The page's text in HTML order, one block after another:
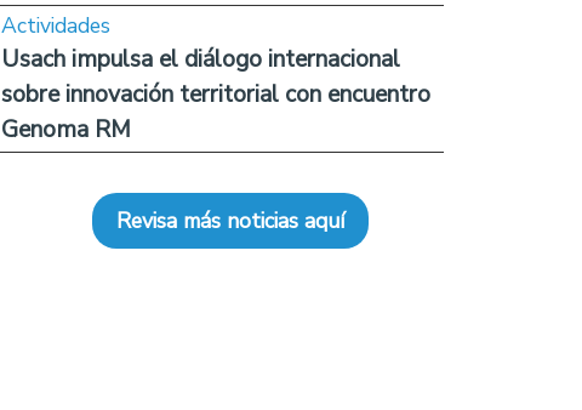
Actividades
Usach impulsa el diálogo internacional
sobre innovación territorial con encuentro
Genoma RM
Revisa más noticias aquí